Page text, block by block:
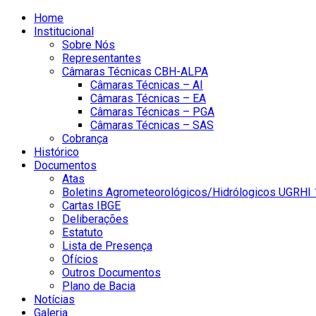
Home
Institucional
Sobre Nós
Representantes
Câmaras Técnicas CBH-ALPA
Câmaras Técnicas – AI
Câmaras Técnicas – EA
Câmaras Técnicas – PGA
Câmaras Técnicas – SAS
Cobrança
Histórico
Documentos
Atas
Boletins Agrometeorológicos/Hidrólogicos UGRHI
Cartas IBGE
Deliberações
Estatuto
Lista de Presença
Ofícios
Outros Documentos
Plano de Bacia
Notícias
Galeria